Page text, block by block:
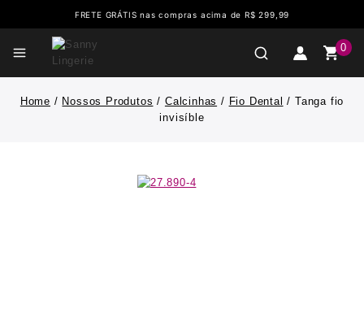
FRETE GRÁTIS nas compras acima de R$ 299,99
0
Home / Nossos Produtos / Calcinhas / Fio Dental / Tanga fio
invisíble